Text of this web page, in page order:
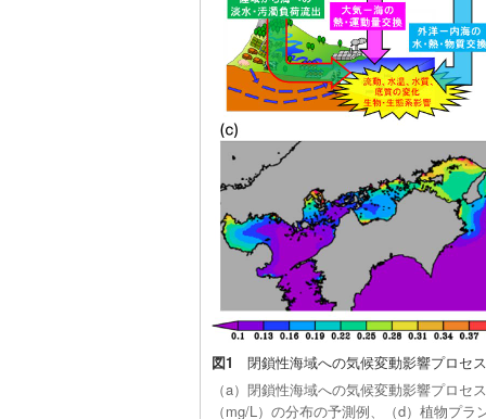
図1
閉鎖性海域への気候変動影響プロセ
（a）閉鎖性海域への気候変動影響プロ
（mg/L）の分布の予測例、（d）植物プ